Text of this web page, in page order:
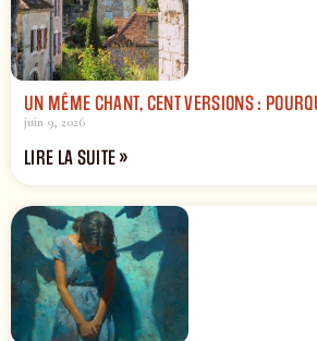
UN MÊME CHANT, CENT VERSIONS :
juin 9, 2026
LIRE LA SUITE »